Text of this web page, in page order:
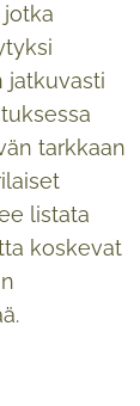
jatkuvasti
tarkkaan
listata
koskevat